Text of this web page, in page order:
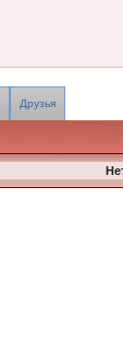
Друзья